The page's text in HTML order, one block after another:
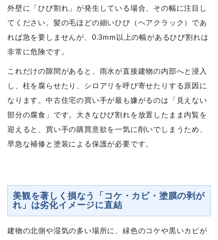
外壁に「ひび割れ」が発生している場合、その幅に注目し
てください。髪の毛ほどの細いひび（ヘアクラック）であ
れば急を要しませんが、0.3mm以上の幅があるひび割れは
非常に危険です。
これだけの隙間があると、雨水が直接建物の内部へと浸入
し、柱を腐らせたり、シロアリを呼び寄せたりする原因に
なります。中古住宅の買い手が最も嫌がるのは「見えない
部分の腐食」です。大きなひび割れを放置したまま内覧を
迎えると、買い手の購買意欲を一気に削いでしまうため、
早急な補修と塗装による保護が必要です。
美観を著しく損なう「コケ・カビ・塗膜の剥が
れ」は劣化イメージに直結
建物の北側や湿気の多い場所に、緑色のコケや黒いカビが